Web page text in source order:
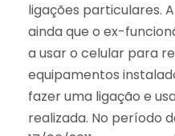
ligações particulares.
ainda que o ex-
a usar o celular para
equipamentos
fazer uma ligação e
realizada. No período